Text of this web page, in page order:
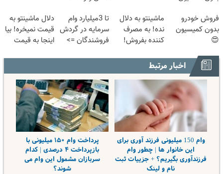
فروش خودرو
بدون کمیسیون
😍
ماشینتو به دلال
نده! به مصرف
کننده بفروش!
یک تماس
تا 3میلیارد وام
سرمایه در گردش
فروشندگان =>
دلال ماشینتو به
قیمت نمیخره! بیا
اینجا به قیمت
اخبار مرتبط
وام 150 میلیونی فرزند آوری برای
این خانوار ها | چطور وام
فرزندآوری بگیریم؟ + جزییات ثبت
نام و لینک
پرداخت وام ۱۵۰ میلیونی با
بازپرداخت ۴ درصدی | کدام
سربازان مشمول این وام می
شوند؟